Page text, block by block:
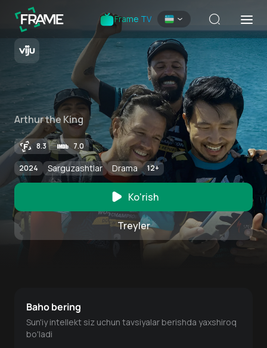
Frame TV
Arthur the King
8.3 7.0
2024 Sarguzashtlar Drama 12+
Ko'rish
Treyler
Baho bering
Sun'iy intellekt siz uchun tavsiyalar berishda yaxshiroq
bo'ladi